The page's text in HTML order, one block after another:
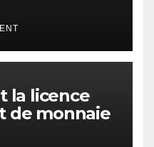
la licence
de monnaie